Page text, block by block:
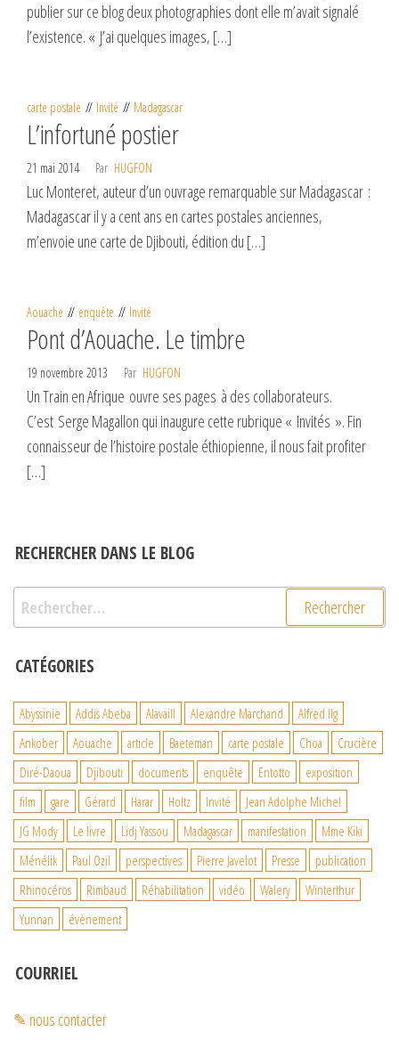
publier sur ce blog deux photographies dont elle m’avait signalé
l’existence. « J’ai quelques images, […]
carte postale Invité Madagascar
L’infortuné postier
21 mai 2014 Par HUGFON
Luc Monteret, auteur d’un ouvrage remarquable sur Madagascar :
Madagascar il y a cent ans en cartes postales anciennes,
m’envoie une carte de Djibouti, édition du […]
Aouache enquête Invité
Pont d’Aouache. Le timbre
19 novembre 2013 Par HUGFON
Un Train en Afrique ouvre ses pages à des collaborateurs.
C’est Serge Magallon qui inaugure cette rubrique « Invités ». Fin
connaisseur de l’histoire postale éthiopienne, il nous fait profiter
[…]
RECHERCHER DANS LE BLOG
Rechercher :
CATÉGORIES
Abyssinie Addis Abeba Alavaill Alexandre Marchand
Alfred Ilg
Ankober
Aouache article Baeteman carte postale Choa
Crucière
Diré-Daoua
Djibouti documents enquête Entotto
exposition
film
gare Gérard Harar Holtz Invité
Jean Adolphe Michel
JG Mody
Le livre Lidj Yassou Madagascar manifestation
Mme Kiki
Ménélik
Paul Ozil perspectives Pierre Javelot Presse
publication
Rhinocéros
Rimbaud Réhabilitation vidéo Walery
Winterthur
Yunnan
évènement
COURRIEL
✎ nous contacter